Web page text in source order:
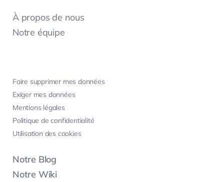
À propos de nous
Notre équipe
Faire supprimer mes données
Exiger mes données
Mentions légales
Politique de confidentialité
Utilisation des cookies
Notre Blog
Notre Wiki